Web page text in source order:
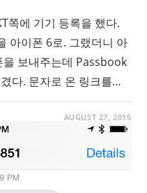
쪽에 기기 등록을 했다.
아이폰 6로. 그랬더니 아
보내주는데 Passbook
다. 문자로 온 링크를…
AUGUST 27, 2015